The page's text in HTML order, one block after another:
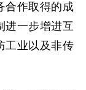
作取得的成
进一步增进互
工业以及非传